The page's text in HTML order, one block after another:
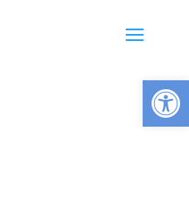
Ouvrir